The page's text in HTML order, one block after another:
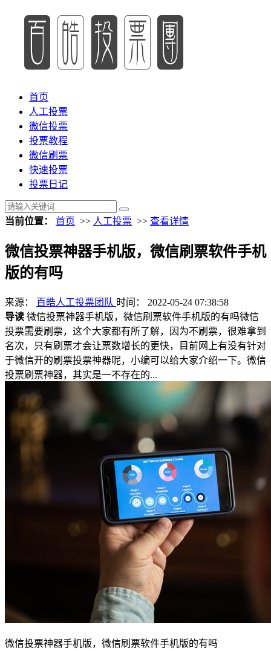
首页
人工投票
微信投票
投票教程
微信刷票
快速投票
投票日记
当前位置： 首页 >> 人工投票 >> 查看详情
微信投票神器手机版，微信刷票软件手机
版的有吗
来源： 百皓人工投票团队 时间： 2022-05-24 07:38:58
导读 微信投票神器手机版，微信刷票软件手机版的有吗微信
投票需要刷票，这个大家都有所了解，因为不刷票，很难拿到
名次，只有刷票才会让票数增长的更快，目前网上有没有针对
于微信开的刷票投票神器呢，小编可以给大家介绍一下。微信
投票刷票神器，其实是一不存在的...
微信投票神器手机版，微信刷票软件手机版的有吗